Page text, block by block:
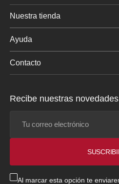
Nuestra tienda
Ayuda
Contacto
Recibe nuestras novedades
Al marcar esta opción te